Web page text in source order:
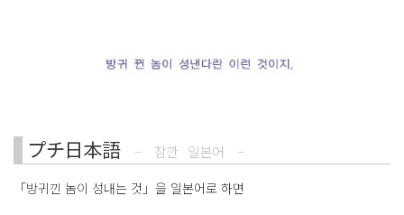
プチ日本語 – 잠깐 일본어 –
「방귀낀 놈이 성내는 것」을 일본어로 하면